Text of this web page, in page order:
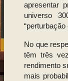
apresentar
universo
No que
têm três
rendimento
mais